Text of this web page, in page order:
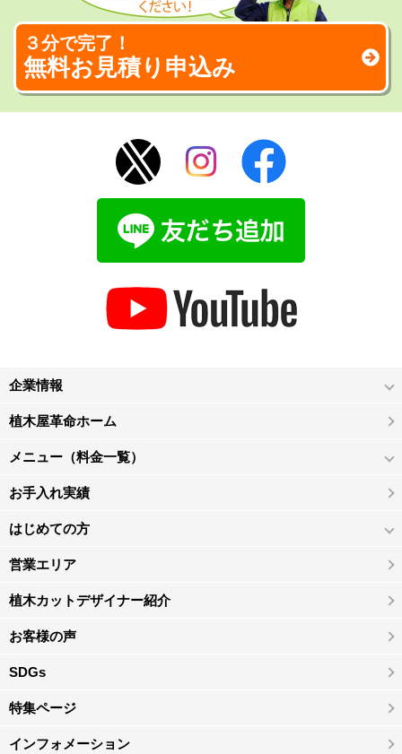
３分で完了！
無料お見積り申込み
企業情報
植木屋革命ホーム
メニュー（料金一覧）
お手入れ実績
はじめての方
営業エリア
植木カットデザイナー紹介
お客様の声
SDGs
特集ページ
インフォメーション